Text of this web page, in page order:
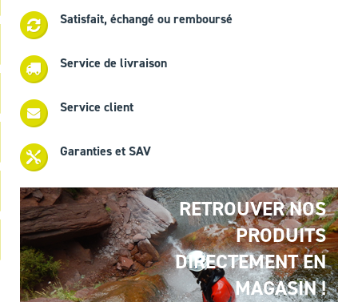
Satisfait, échangé ou remboursé
Service de livraison
Service client
Garanties et SAV
RETROUVER NOS
PRODUITS
DIRECTEMENT EN
MAGASIN !